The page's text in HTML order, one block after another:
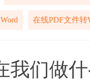
在线PDF文件转
做什